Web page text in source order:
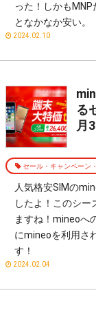
った！しかも
となかなか安い。
2024.02.10
る
月
セール・キャンペーン
人気格安SIMの
したよ！このシー
ますね！mineoへ
にmineoを利用さ
す！
2024.02.04